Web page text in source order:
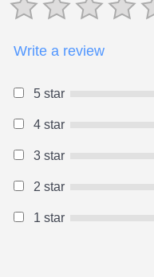
Write a review
5 star
4 star
3 star
2 star
1 star